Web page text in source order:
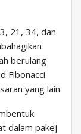
21, 34, dan
berulang
Fibonacci
yang lain.
dalam pakej